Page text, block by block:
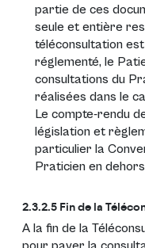
partie de ces
seule et entière
téléconsultation
réglementé, le
consultations du
réalisées dans le
Le compte-rendu
législation et
particulier la
Praticien en
2.3.2.5 Fin de la
A la fin de la